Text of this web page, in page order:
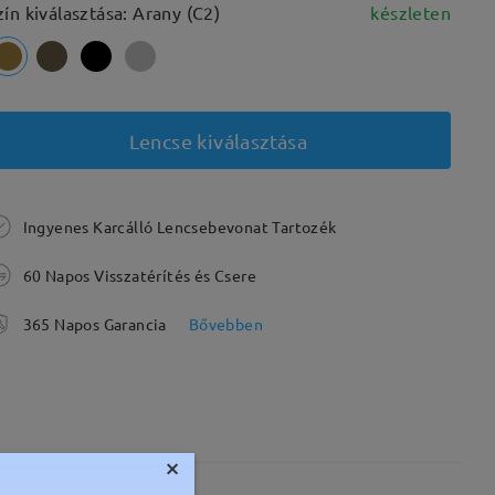
kiválasztása: Arany (C2) készleten
Lencse kiválasztása
Ingyenes Karcálló Lencsebevonat Tartozék
60 Napos Visszatérítés és Csere
365 Napos Garancia Bővebben
×